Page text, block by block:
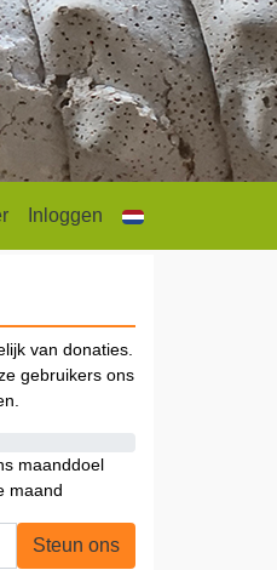
Inloggen
van donaties.
gebruikers ons
maanddoel
maand
Steun ons